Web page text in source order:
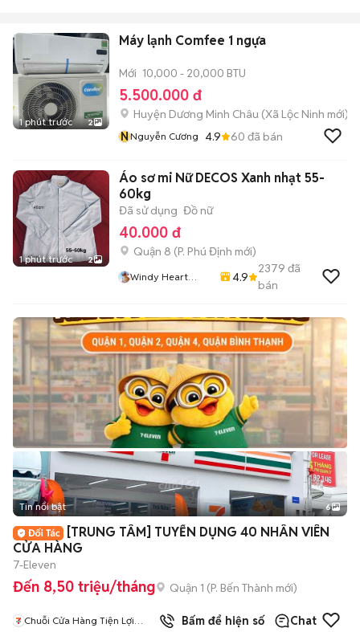
1 phút trước 2
Máy lạnh Comfee 1 ngựa
Mới 10,000 - 20,000 BTU
5.500.000 đ
Huyện Dương Minh Châu (Xã Lộc Ninh mới)
NNguyễn Cương 4.9 60 đã bán
1 phút trước 2
Áo sơ mi Nữ DECOS Xanh nhạt 55-
60kg
Đã sử dụng Đồ nữ
40.000 đ
Quận 8 (P. Phú Định mới)
Windy Heart
4.9
2379 đã
bán
+2
Tin nổi bật 6
[TRUNG TÂM] TUYỂN DỤNG 40 NHÂN VIÊN
CỬA HÀNG
7-Eleven
Đến 8,50 triệu/tháng Quận 1 (P. Bến Thành mới)
Chuỗi Cửa Hàng Tiện Lợi
2đã bán
Bấm để hiện số Chat